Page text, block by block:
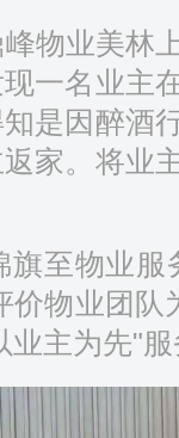
物业美林
一名业主
是因醉酒
家。将业
至物业
价物业团
主为先"